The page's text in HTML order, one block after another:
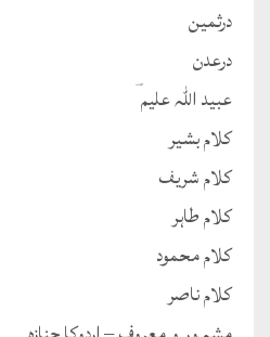
درثمین
درعدن
عبید اللہ علیم ؔ
کلام بشیر
کلام شریف
کلام طاہر
کلام محمود
کلام ناصر